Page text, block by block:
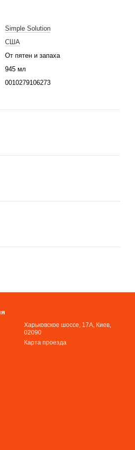
Simple Solution
США
От пятен и запаха
945 мл
0010279106273
Харьковское шоссе, 17А, Киев,
02090
Карта проезда